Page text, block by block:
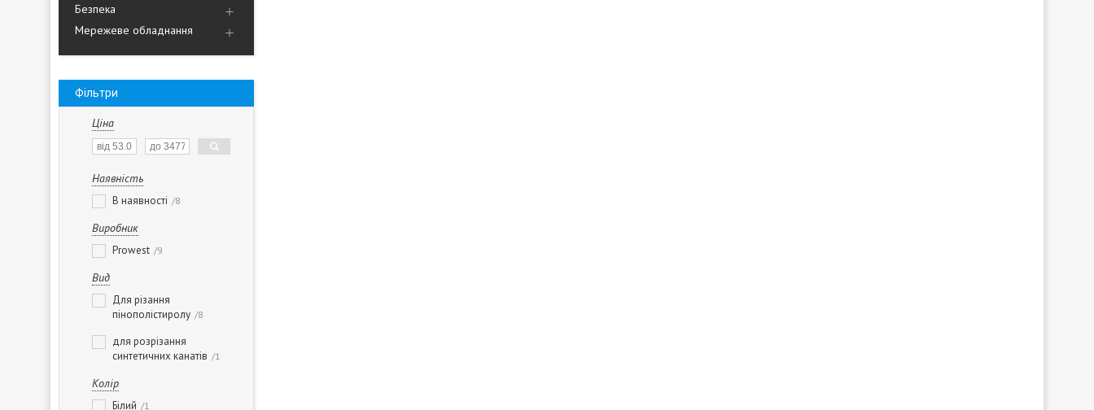
Безпека
Мережеве обладнання
Фільтри
Ціна
Наявність
В наявності 8
Виробник
Prowest 9
Вид
Для різання
пінополістиролу 8
для розрізання
синтетичних канатів
1
Колір
Білий 1